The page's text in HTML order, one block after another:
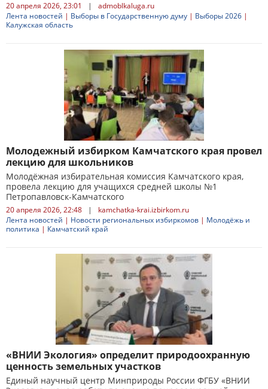
20 апреля 2026, 23:01 |
admoblkaluga.ru
Лента новостей | Выборы в Государственную думу | Выборы 2026 |
Калужская область
Молодежный избирком Камчатского края провел
лекцию для школьников
Молодёжная избирательная комиссия Камчатского края,
провела лекцию для учащихся средней школы №1
Петропавловск-Камчатского
20 апреля 2026, 22:48 |
kamchatka-krai.izbirkom.ru
Лента новостей | Новости региональных избиркомов | Молодёжь и
политика | Камчатский край
«ВНИИ Экология» определит природоохранную
ценность земельных участков
Единый научный центр Минприроды России ФГБУ «ВНИИ